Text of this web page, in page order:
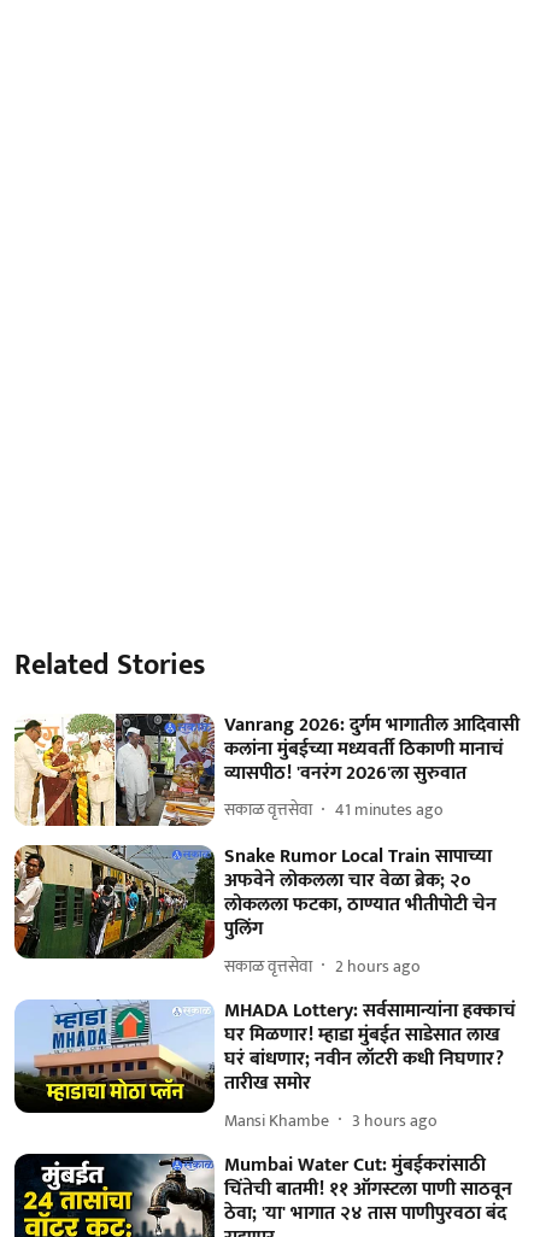
Related Stories
Vanrang 2026: दुर्गम भागातील आदिवासी
कलांना मुंबईच्या मध्यवर्ती ठिकाणी मानाचं
व्यासपीठ! 'वनरंग 2026'ला सुरुवात
सकाळ वृत्तसेवा 41 minutes ago
Snake Rumor Local Train सापाच्या
अफवेने लोकलला चार वेळा ब्रेक; २०
लोकलला फटका, ठाण्यात भीतीपोटी चेन
पुलिंग
सकाळ वृत्तसेवा 2 hours ago
MHADA Lottery: सर्वसामान्यांना हक्काचं
घर मिळणार! म्हाडा मुंबईत साडेसात लाख
घरं बांधणार; नवीन लॉटरी कधी निघणार?
तारीख समोर
Mansi Khambe 3 hours ago
Mumbai Water Cut: मुंबईकरांसाठी
चिंतेची बातमी! ११ ऑगस्टला पाणी साठवून
ठेवा; 'या' भागात २४ तास पाणीपुरवठा बंद